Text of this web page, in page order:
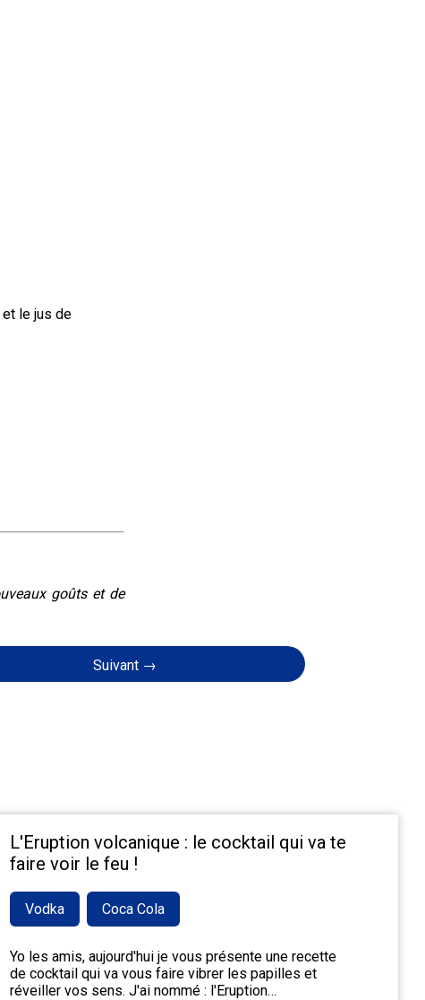
et le jus de
goûts et de
Suivant →
L'Eruption volcanique : le cocktail qui va te
faire voir le feu !
Vodka Coca Cola
Yo les amis, aujourd'hui je vous présente une recette
de cocktail qui va vous faire vibrer les papilles et
réveiller vos sens. J'ai nommé : l'Eruption…